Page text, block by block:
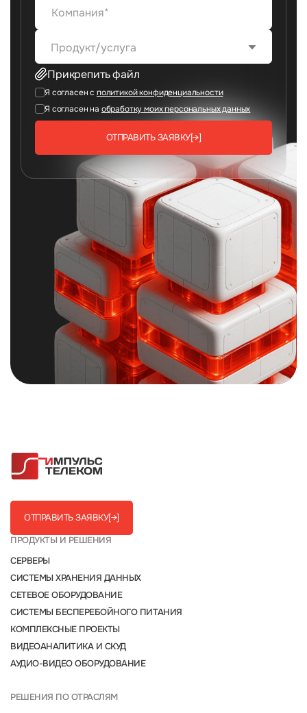
Продукт/услуга
Прикрепить файл
Я согласен с политикой конфиденциальности
Я согласен на обработку моих персональных данных
ОТПРАВИТЬ ЗАЯВКУ[→]
ОТПРАВИТЬ ЗАЯВКУ[→]
ПРОДУКТЫ И РЕШЕНИЯ
СЕРВЕРЫ
СИСТЕМЫ ХРАНЕНИЯ ДАННЫХ
СЕТЕВОЕ ОБОРУДОВАНИЕ
СИСТЕМЫ БЕСПЕРЕБОЙНОГО ПИТАНИЯ
КОМПЛЕКСНЫЕ ПРОЕКТЫ
ВИДЕОАНАЛИТИКА И СКУД
АУДИО-ВИДЕО ОБОРУДОВАНИЕ
РЕШЕНИЯ ПО ОТРАСЛЯМ